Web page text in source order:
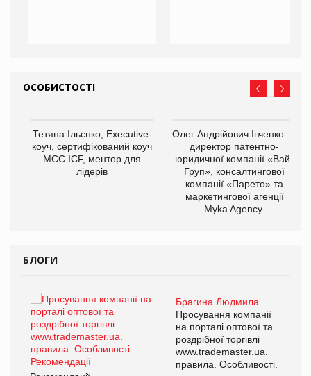
ОСОБИСТОСТІ
Тетяна Ільєнко, Executive-
коуч, сертифікований коуч
МСС ICF, ментор для
лідерів
Олег Андрійович Івченко —
директор патентно-
юридичної компанії «Вайз
Груп», консалтингової
компанії «Парето» та
маркетингової агенції
Myka Agency.
БЛОГИ
Брагина Людмила
Просування компанії
на порталі оптової та
роздрібної торгівлі
www.trademaster.ua.
правила. Особливості.